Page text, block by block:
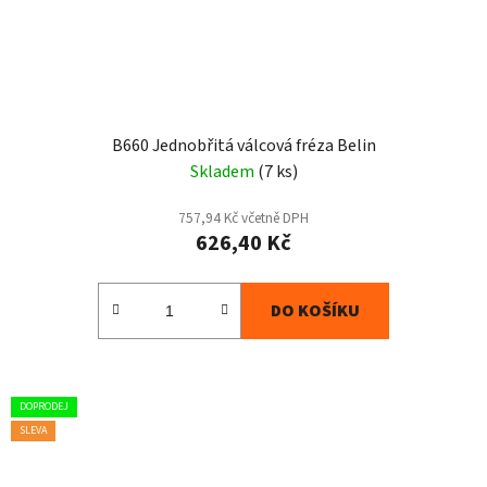
B660 Jednobřitá válcová fréza Belin
Skladem (7 ks)
757,94 Kč včetně DPH
626,40 Kč
DO KOŠÍKU
DOPRODEJ
SLEVA